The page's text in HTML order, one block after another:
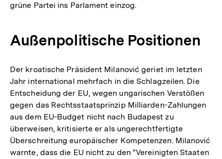
grüne Partei ins Parlament einzog.
Außenpolitische Positionen
Der kroatische Präsident Milanović geriet im letzten
Jahr international mehrfach in die Schlagzeilen. Die
Entscheidung der EU, wegen ungarischen Verstößen
gegen das Rechtsstaatsprinzip Milliarden-Zahlungen
aus dem EU-Budget nicht nach Budapest zu
überweisen, kritisierte er als ungerechtfertigte
Überschreitung europäischer Kompetenzen. Milanović
warnte, dass die EU nicht zu den "Vereinigten Staaten